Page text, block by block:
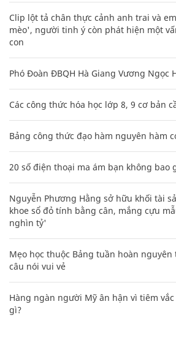
Clip lột tả chân thực cảnh anh trai và
mèo', người tinh ý còn phát hiện một
con
Phó Đoàn ĐBQH Hà Giang Vương Ngọc
Các công thức hóa học lớp 8, 9 cơ bản
Bảng công thức đạo hàm nguyên hàm
20 số điện thoại ma ám bạn không bao
Nguyễn Phương Hằng sở hữu khối tài
khoe sổ đỏ tính bằng cân, mắng cựu
nghìn tỷ'
Mẹo học thuộc Bảng tuần hoàn
câu nói vui vẻ
Hàng ngàn người Mỹ ân hận vì tiêm vắc
gì?